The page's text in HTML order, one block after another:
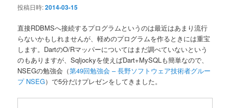
投稿日時:2014-03-15
直接RDBMSへ接続するプログラムというのは最近はあまり流行
らないかもしれませんが、軽めのプログラムを作るときには重宝
します。DartのO/Rマッパーについてはまだ調べていないという
のもありますが、Sqljockyを使えばDart+MySQLも簡単なので、
NSEGの勉強会（第49回勉強会 – 長野ソフトウェア技術者グルー
プ NSEG）で5分だけプレゼンをしてきました。